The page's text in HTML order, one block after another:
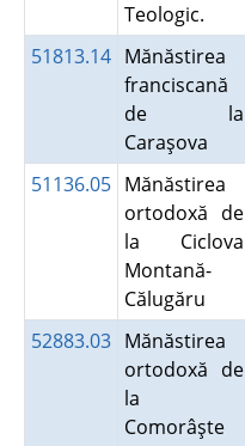
Teologic.
51813.14 Mănăstirea
franciscană
de la
Caraşova
51136.05 Mănăstirea
ortodoxă de
la Ciclova
Montană-
Călugăru
52883.03 Mănăstirea
ortodoxă de
la
Comorâşte